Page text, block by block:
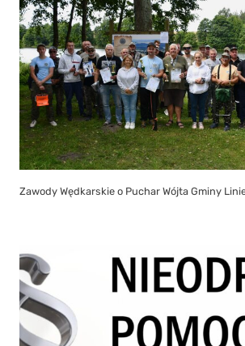
Zawody Wędkarskie o Puchar Wójta Gminy